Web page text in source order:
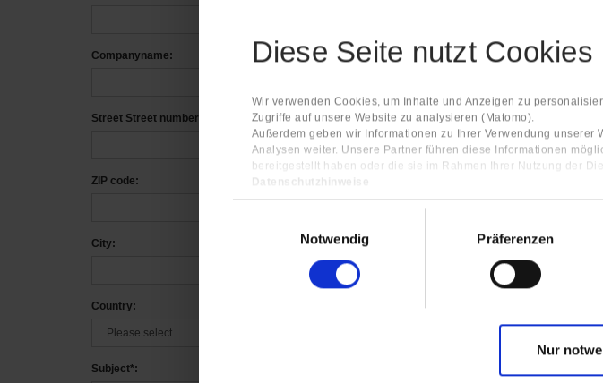
Diese Seite nutzt Cookies
Wir verwenden Cookies, um Inhalte und Anzeigen zu
Zugriffe auf unsere Website zu analysieren (Matomo).
Außerdem geben wir Informationen zu Ihrer Verwendung
Analysen weiter. Unsere Partner führen diese Informationen
bereitgestellt haben oder die sie im Rahmen Ihrer Nutzung der
Datenschutzhinweise
Impressum
Notwendig
Präferenzen
Nur
Companyname:
Street Street number:
ZIP code:
City:
Country:
Subject*: